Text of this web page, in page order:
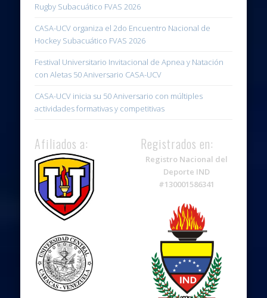
Rugby Subacuático FVAS 2026
CASA-UCV organiza el 2do Encuentro Nacional de
Hockey Subacuático FVAS 2026
Festival Universitario Invitacional de Apnea y Natación
con Aletas 50 Aniversario CASA-UCV
CASA-UCV inicia su 50 Aniversario con múltiples
actividades formativas y competitivas
Afiliados a: Registrados en:
Registro Nacional del
Deporte IND
#130001586341